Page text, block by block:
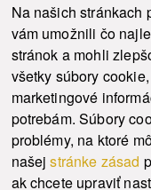
Na našich stránkach
vám umožnili čo
stránok a mohli
všetky súbory
marketingové
potrebám. Súbory
problémy, na ktoré
našejstránke zásad
ak chcete upraviť
© 2021-2026 ku.sk.